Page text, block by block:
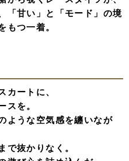
Dress Pair
。計算された隙が生む、お